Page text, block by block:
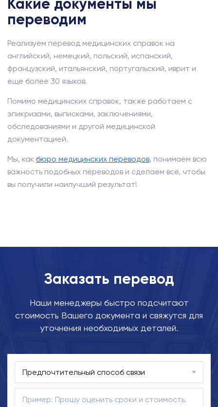
Какие документы мы
переводим
Реализуем перевод медицинских справок на
английский, немецкий, польский, испанский,
французский, итальянский, португальский, иврит и
еще более 30 языков.
Помимо медицинских справок, также работаем с
эпикризами, выписками, заключениями,
обследованиями и другой медицинской
документацией.
Мы, как бюро медицинских переводов, понимаем всю
важность подобных переводов и сделаем всё, чтобы
вы получили наилучший результат!
Заказать перевод
Наши менеджеры быстро подсчитают
стоимость Вашего документа и свяжутся для
уточнения необходимых деталей.